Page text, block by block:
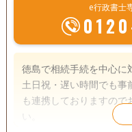
e行政書士
徳島で相続手続を中心に
土日祝・遅い時間でも事
も連携しておりますの